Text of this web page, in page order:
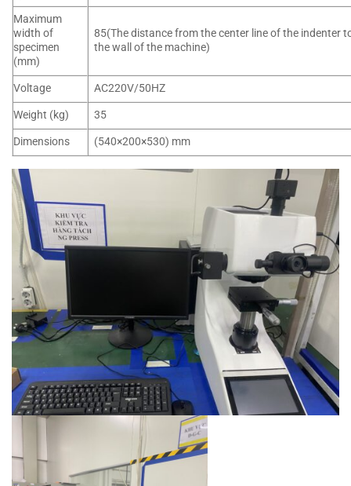
Maximum
width of
specimen
(mm)
85(The distance from the center line of the indenter
the wall of the machine)
Voltage
AC220V/50HZ
Weight (kg)
35
Dimensions
(540×200×530) mm